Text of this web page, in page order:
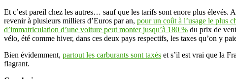
Et c’est pareil chez les autres… sauf que les tarifs sont enore plus élevés.
revenir à plusieurs milliers d’Euros par an, pour un coût à l’usage le plus
d’immatriculation d’une voiture peut monter jusqu’à 180 % du prix de
vélo, été comme hiver, dans ces deux pays respectifs, les taxes qu’on y
Bien évidemment, partout les carburants sont taxés et s’il est vrai que la
flagrant.